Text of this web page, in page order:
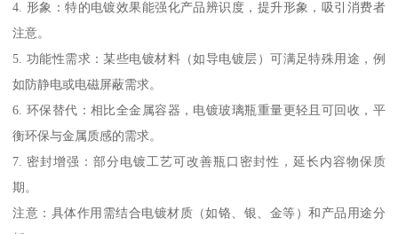
4. 形象：特的电镀效果能强化产品辨识度，提升形象，吸引消费者
注意。
5. 功能性需求：某些电镀材料（如导电镀层）可满足特殊用途，例
如防静电或电磁屏蔽需求。
6. 环保替代：相比全金属容器，电镀玻璃瓶重量更轻且可回收，平
衡环保与金属质感的需求。
7. 密封增强：部分电镀工艺可改善瓶口密封性，延长内容物保质
期。
注意：具体作用需结合电镀材质（如铬、银、金等）和产品用途分